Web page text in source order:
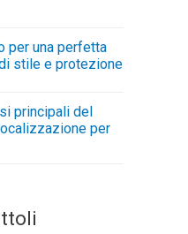
per una perfetta
stile e protezione
principali del
per